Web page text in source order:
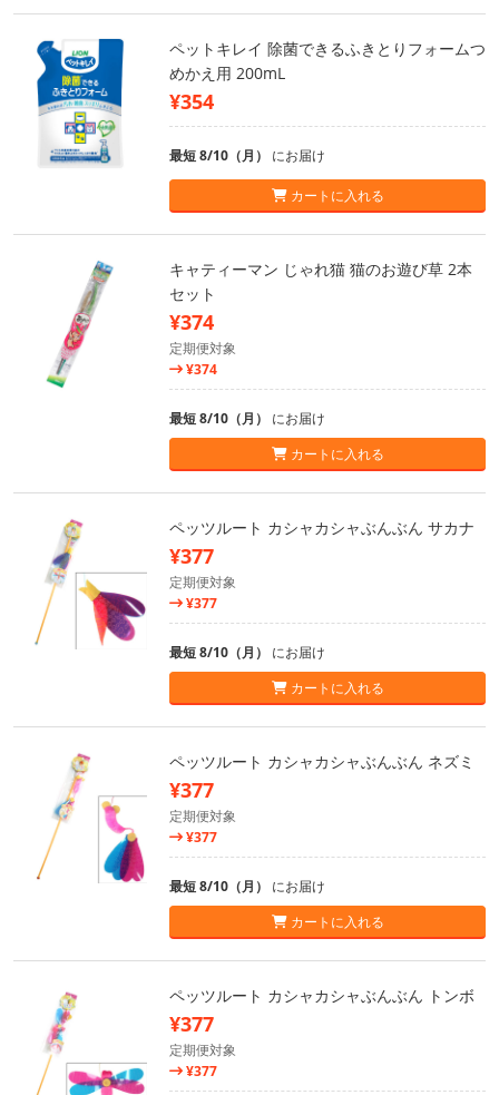
ペットキレイ 除菌できるふきとりフォームつ
めかえ用 200mL
¥354
最短 8/10（月） にお届け
カートに入れる
キャティーマン じゃれ猫 猫のお遊び草 2本
セット
¥374
定期便対象
¥374
最短 8/10（月） にお届け
カートに入れる
ペッツルート カシャカシャぶんぶん サカナ
¥377
定期便対象
¥377
最短 8/10（月） にお届け
カートに入れる
ペッツルート カシャカシャぶんぶん ネズミ
¥377
定期便対象
¥377
最短 8/10（月） にお届け
カートに入れる
ペッツルート カシャカシャぶんぶん トンボ
¥377
定期便対象
¥377